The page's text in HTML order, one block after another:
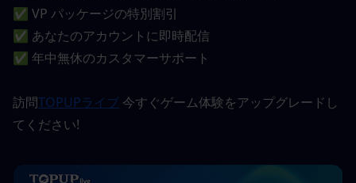
✅ VP パッケージの特別割引
✅ あなたのアカウントに即時配信
✅ 年中無休のカスタマーサポート
訪問TOPUPライブ 今すぐゲーム体験をアップグレードし
てください!